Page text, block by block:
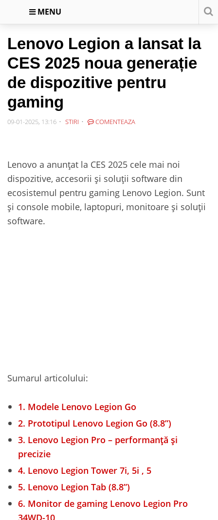
MENU
Lenovo Legion a lansat la
CES 2025 noua generație
de dispozitive pentru
gaming
09-01-2025, 13:16 STIRI COMENTEAZA
Lenovo a anunțat la CES 2025 cele mai noi
dispozitive, accesorii și soluții software din
ecosistemul pentru gaming Lenovo Legion. Sunt
și console mobile, laptopuri, monitoare și soluții
software.
Sumarul articolului:
1. Modele Lenovo Legion Go
2. Prototipul Lenovo Legion Go (8.8”)
3. Lenovo Legion Pro – performanță și
precizie
4. Lenovo Legion Tower 7i, 5i , 5
5. Lenovo Legion Tab (8.8”)
6. Monitor de gaming Lenovo Legion Pro
34WD-10